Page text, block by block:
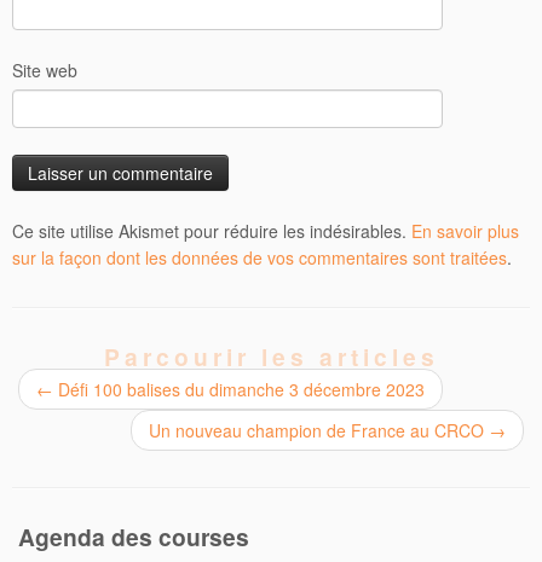
Site web
Ce site utilise Akismet pour réduire les indésirables. En savoir plus
sur la façon dont les données de vos commentaires sont traitées.
Parcourir les articles
← Défi 100 balises du dimanche 3 décembre 2023
Un nouveau champion de France au CRCO →
Agenda des courses